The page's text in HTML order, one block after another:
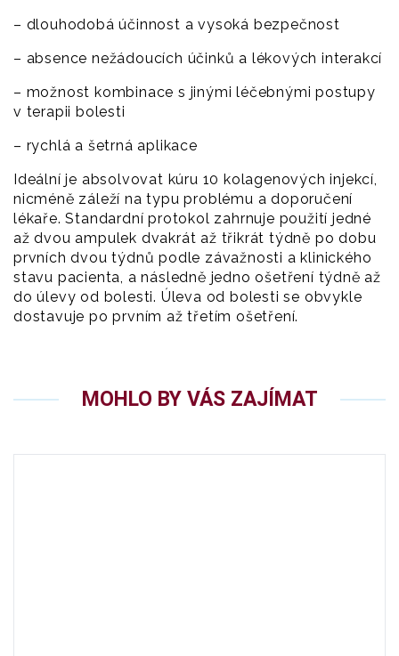
– dlouhodobá účinnost a vysoká bezpečnost
– absence nežádoucích účinků a lékových interakcí
– možnost kombinace s jinými léčebnými postupy
v terapii bolesti
– rychlá a šetrná aplikace
Ideální je absolvovat kúru 10 kolagenových injekcí,
nicméně záleží na typu problému a doporučení
lékaře. Standardní protokol zahrnuje použití jedné
až dvou ampulek dvakrát až třikrát týdně po dobu
prvních dvou týdnů podle závažnosti a klinického
stavu pacienta, a následně jedno ošetření týdně až
do úlevy od bolesti. Úleva od bolesti se obvykle
dostavuje po prvním až třetím ošetření.
MOHLO BY VÁS ZAJÍMAT